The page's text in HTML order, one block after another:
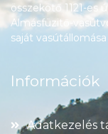
összekötő 1121-es
Almásfüzitő-
saját
Információk
Adatkezelés